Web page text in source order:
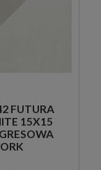
FUTURA
15X15